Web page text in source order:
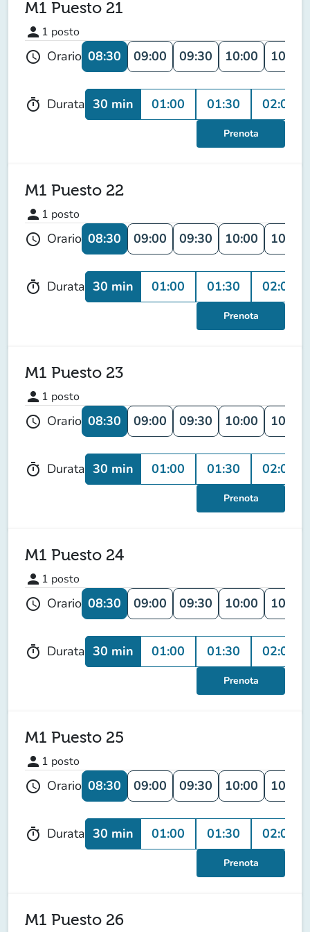
M1 Puesto 21
person 1 posto
schedule Orario 08:30 09:00 09:30 10:00 10:30
timer Durata 30 min 01:00 01:30 02:00
Prenota
M1 Puesto 22
person 1 posto
schedule Orario 08:30 09:00 09:30 10:00 10:30
timer Durata 30 min 01:00 01:30 02:00
Prenota
M1 Puesto 23
person 1 posto
schedule Orario 08:30 09:00 09:30 10:00 10:30
timer Durata 30 min 01:00 01:30 02:00
Prenota
M1 Puesto 24
person 1 posto
schedule Orario 08:30 09:00 09:30 10:00 10:30
timer Durata 30 min 01:00 01:30 02:00
Prenota
M1 Puesto 25
person 1 posto
schedule Orario 08:30 09:00 09:30 10:00 10:30
timer Durata 30 min 01:00 01:30 02:00
Prenota
M1 Puesto 26